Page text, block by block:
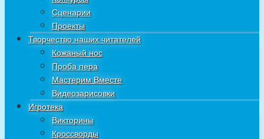
Сценарии
Проекты
Творчество наших читателей
Кожаный нос
Проба пера
Мастерим Вместе
Видеозарисовки
Игротека
Викторины
Кроссворды